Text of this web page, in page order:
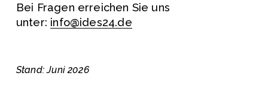
Bei Fragen erreichen Sie uns
unter: info@ides24.de
Stand: Juni 2026